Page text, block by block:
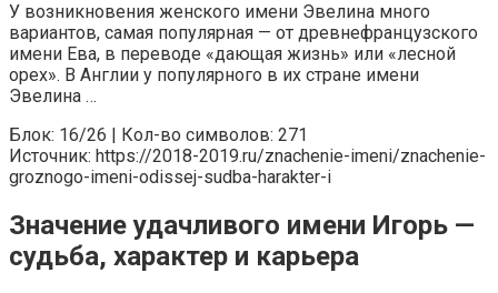
У возникновения женского имени Эвелина много
вариантов, самая популярная — от древнефранцузского
имени Ева, в переводе «дающая жизнь» или «лесной
орех». В Англии у популярного в их стране имени
Эвелина …
Блок: 16/26 | Кол-во символов: 271
Источник: https://2018-2019.ru/znachenie-imeni/znachenie-
groznogo-imeni-odissej-sudba-harakter-i
Значение удачливого имени Игорь —
судьба, характер и карьера